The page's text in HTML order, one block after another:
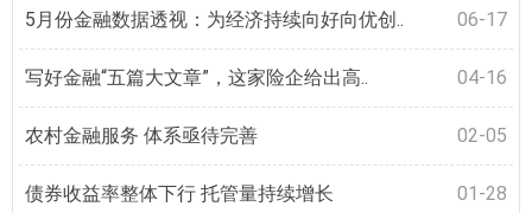
5月份金融数据透视：为经济持续向好向优创.. 06-17
写好金融“五篇大文章”，这家险企给出高.. 04-16
农村金融服务 体系亟待完善 02-05
债券收益率整体下行 托管量持续增长 01-28